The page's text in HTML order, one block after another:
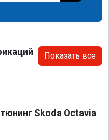
Показать все
Skoda Octavia